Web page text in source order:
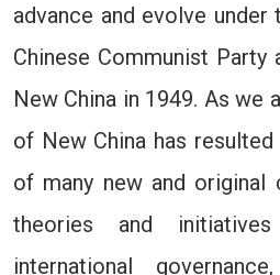
advance and evolve
Chinese Communist
New China in 1949. As we
of New China has
of many new and original
theories and
international